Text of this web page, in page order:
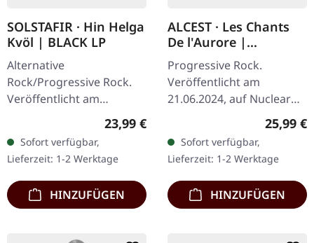
SOLSTAFIR · Hin Helga
Kvöl | BLACK LP
Alternative
Rock/Progressive Rock.
Veröffentlicht am
08.11.2024, auf Century
Schwarzes Vinyl Mit
Insert. "Hin helga kvöl" ist
ein…
Regulärer Preis:
23,99 €
Sofort verfügbar,
Lieferzeit: 1-2 Werktage
HINZUFÜGEN
ALCEST · Les Chants
De l'Aurore |
TRANSPARENT
YELLOW LP
Progressive Rock.
Veröffentlicht am
21.06.2024, auf Nuclear
Transparent-gelbes Vinyl.
Auf "Les Chants De
L'Aurore" verbindet
Alcest…
25,99 €
Sofort verfügbar,
Lieferzeit: 1-2 Werktage
HINZUFÜGEN